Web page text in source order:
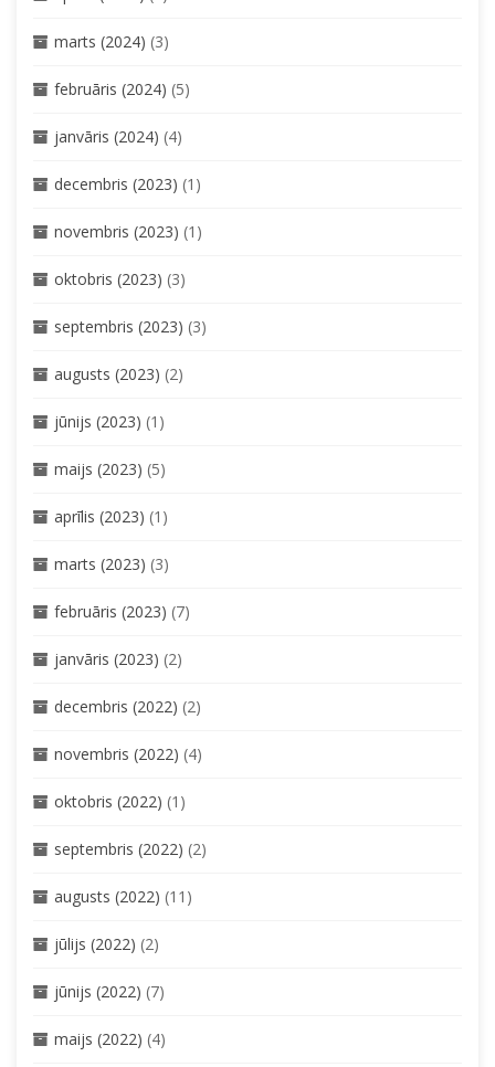
marts (2024) (3)
februāris (2024) (5)
janvāris (2024) (4)
decembris (2023) (1)
novembris (2023) (1)
oktobris (2023) (3)
septembris (2023) (3)
augusts (2023) (2)
jūnijs (2023) (1)
maijs (2023) (5)
aprīlis (2023) (1)
marts (2023) (3)
februāris (2023) (7)
janvāris (2023) (2)
decembris (2022) (2)
novembris (2022) (4)
oktobris (2022) (1)
septembris (2022) (2)
augusts (2022) (11)
jūlijs (2022) (2)
jūnijs (2022) (7)
maijs (2022) (4)